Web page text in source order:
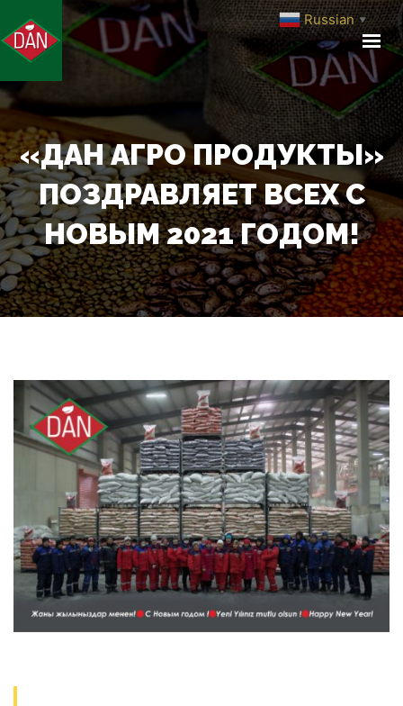
ГЛАВНАЯ
О КОМПАНИИ
ПРОИЗВОДСТВО
ПРОДУКЦИЯ
МЕДИА ЦЕНТР
КОНТАКТЫ
«ДАН АГРО ПРОДУКТЫ»
ПОЗДРАВЛЯЕТ ВСЕХ С
НОВЫМ 2021 ГОДОМ!
Russian ▼